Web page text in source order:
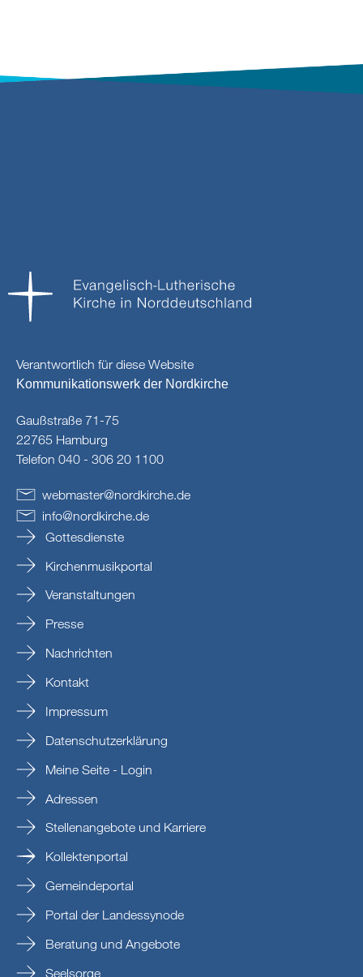
Verantwortlich für diese Website
Kommunikationswerk der Nordkirche
Gaußstraße 71-75
22765 Hamburg
Telefon 040 - 306 20 1100
webmaster@nordkirche.de
info@nordkirche.de
Gottesdienste
Kirchenmusikportal
Veranstaltungen
Presse
Nachrichten
Kontakt
Impressum
Datenschutzerklärung
Meine Seite - Login
Adressen
Stellenangebote und Karriere
Kollektenportal
Gemeindeportal
Portal der Landessynode
Beratung und Angebote
Seelsorge